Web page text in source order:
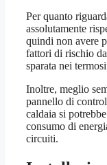
Per quanto
assolutamente
quindi non avere
fattori di rischio
sparata nei
Inoltre, meglio
pannello di
caldaia si
consumo di
circuiti.